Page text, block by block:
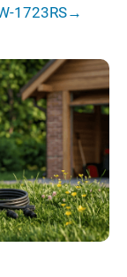
1723RS→